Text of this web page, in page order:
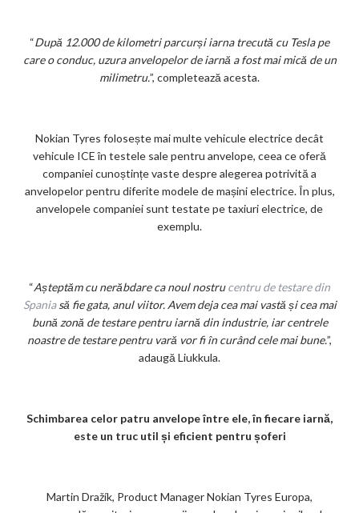
“După 12.000 de kilometri parcurși iarna trecută cu Tesla pe
care o conduc, uzura anvelopelor de iarnă a fost mai mică de un
milimetru.”, completează acesta.
Nokian Tyres folosește mai multe vehicule electrice decât
vehicule ICE în testele sale pentru anvelope, ceea ce oferă
companiei cunoștințe vaste despre alegerea potrivită a
anvelopelor pentru diferite modele de mașini electrice. În plus,
anvelopele companiei sunt testate pe taxiuri electrice, de
exemplu.
“Așteptăm cu nerăbdare ca noul nostrucentru de testare din
Spania să fie gata, anul viitor. Avem deja cea mai vastă și cea mai
bună zonă de testare pentru iarnă din industrie, iar centrele
noastre de testare pentru vară vor fi în curând cele mai bune.”,
adaugă Liukkula.
Schimbarea celor patru anvelope între ele, în fiecare iarnă,
este un truc util și eficient pentru șoferi
Martin Dražík, Product Manager Nokian Tyres Europa,